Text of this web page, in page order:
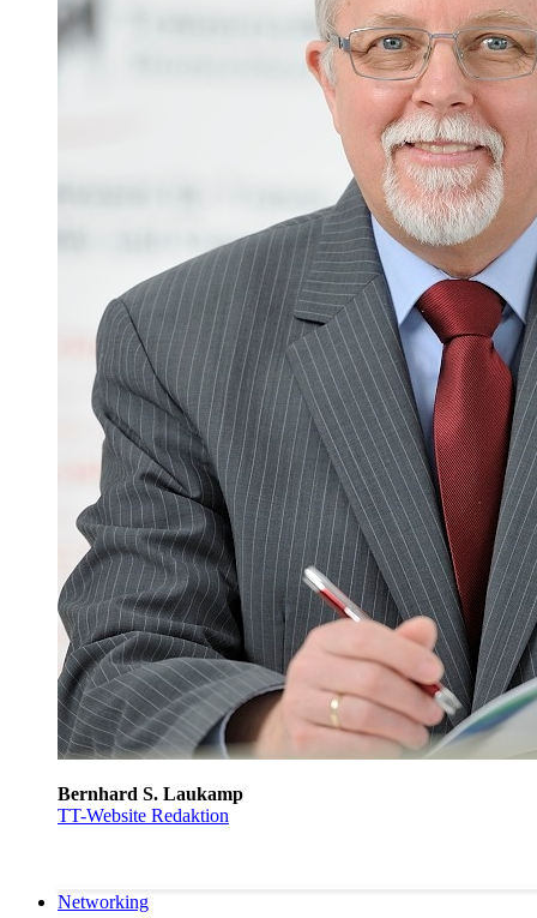
Bernhard S. Laukamp
TT-Website Redaktion
Networking